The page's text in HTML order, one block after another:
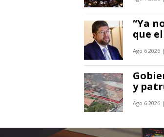
“Ya
que
Ago 6 2026 |
y
Ago 6 2026 |